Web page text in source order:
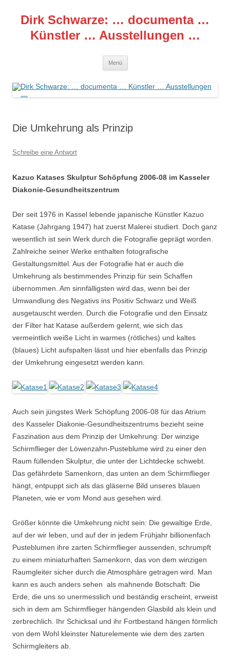
springen
Dirk Schwarze: … documenta …
Künstler … Ausstellungen …
Menü
Die Umkehrung als Prinzip
Schreibe eine Antwort
Kazuo Katases Skulptur Schöpfung 2006-08 im Kasseler
Diakonie-Gesundheitszentrum
Der seit 1976 in Kassel lebende japanische Künstler Kazuo
Katase (Jahrgang 1947) hat zuerst Malerei studiert. Doch ganz
wesentlich ist sein Werk durch die Fotografie geprägt worden.
Zahlreiche seiner Werke enthalten fotografische
Gestaltungsmittel. Aus der Fotografie hat er auch die
Umkehrung als bestimmendes Prinzip für sein Schaffen
übernommen. Am sinnfälligsten wird das, wenn bei der
Umwandlung des Negativs ins Positiv Schwarz und Weiß
ausgetauscht werden. Durch die Fotografie und den Einsatz
der Filter hat Katase außerdem gelernt, wie sich das
vermeintlich weiße Licht in warmes (rötliches) und kaltes
(blaues) Licht aufspalten lässt und hier ebenfalls das Prinzip
der Umkehrung eingesetzt werden kann.
Auch sein jüngstes Werk Schöpfung 2006-08 für das Atrium
des Kasseler Diakonie-Gesundheitszentrums bezieht seine
Faszination aus dem Prinzip der Umkehrung: Der winzige
Schirmflieger der Löwenzahn-Pusteblume wird zu einer den
Raum füllenden Skulptur, die unter der Lichtdecke schwebt.
Das gefährdete Samenkorn, das unten an dem Schirmflieger
hängt, entpuppt sich als das gläserne Bild unseres blauen
Planeten, wie er vom Mond aus gesehen wird.
Größer könnte die Umkehrung nicht sein: Die gewaltige Erde,
auf der wir leben, und auf der in jedem Frühjahr billionenfach
Pusteblumen ihre zarten Schirmflieger aussenden, schrumpft
zu einem miniaturhaften Samenkorn, das von dem winzigen
Raumgleiter sicher durch die Atmosphäre getragen wird. Man
kann es auch anders sehen  als mahnende Botschaft: Die
Erde, die uns so unermesslich und beständig erscheint, erweist
sich in dem am Schirmflieger hängenden Glasbild als klein und
zerbrechlich. Ihr Schicksal und ihr Fortbestand hängen förmlich
von dem Wohl kleinster Naturelemente wie dem des zarten
Schirmgleiters ab.